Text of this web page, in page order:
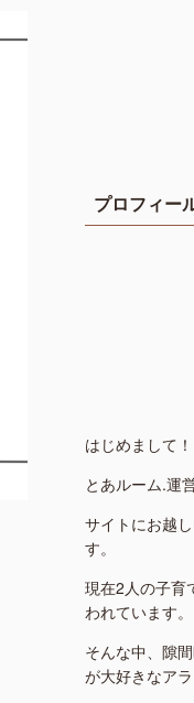
プロフィー
はじめまして！
とあルーム.運
サイトにお越
す。
現在2人の子育
われています。
そんな中、隙
が大好きなアラ